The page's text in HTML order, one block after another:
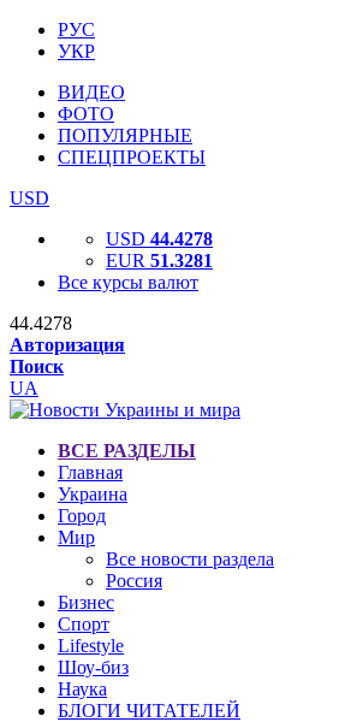
РУС
УКР
ВИДЕО
ФОТО
ПОПУЛЯРНЫЕ
СПЕЦПРОЕКТЫ
USD
USD 44.4278
EUR 51.3281
Все курсы валют
44.4278
Авторизация
Поиск
UA
ВСЕ РАЗДЕЛЫ
Главная
Украина
Город
Мир
Все новости раздела
Россия
Бизнес
Спорт
Lifestyle
Шоу-биз
Наука
БЛОГИ ЧИТАТЕЛЕЙ